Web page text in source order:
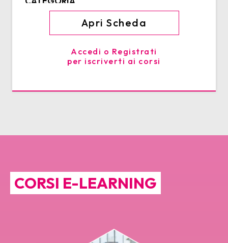
Apri Scheda
Accedi o Registrati
per iscriverti ai corsi
CORSI E-LEARNING